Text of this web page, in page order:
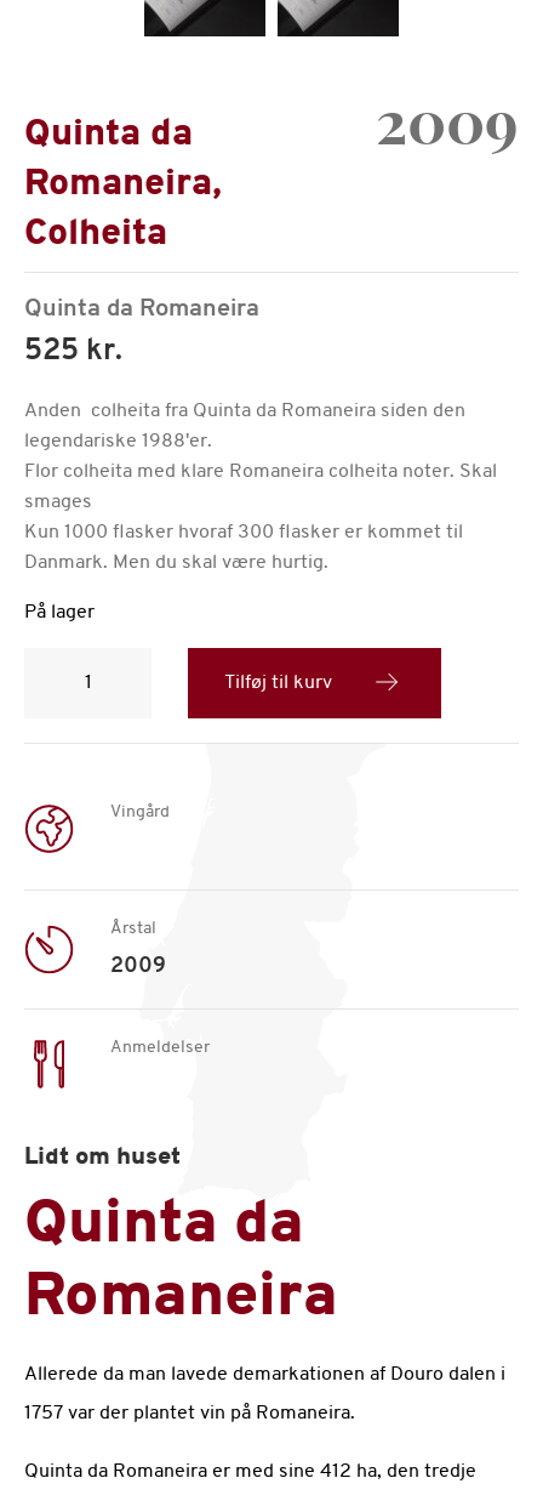
Quinta da
Romaneira,
Colheita
2009
Quinta da Romaneira
525 kr.
Anden colheita fra Quinta da Romaneira siden den
legendariske 1988'er.
Flor colheita med klare Romaneira colheita noter. Skal
smages
Kun 1000 flasker hvoraf 300 flasker er kommet til
Danmark. Men du skal være hurtig.
På lager
2009
Tilføj til kurv
Vingård
Årstal
2009
Anmeldelser
Lidt om huset
Quinta da
Romaneira
Allerede da man lavede demarkationen af Douro dalen i
1757 var der plantet vin på Romaneira.
Quinta da Romaneira er med sine 412 ha, den tredje